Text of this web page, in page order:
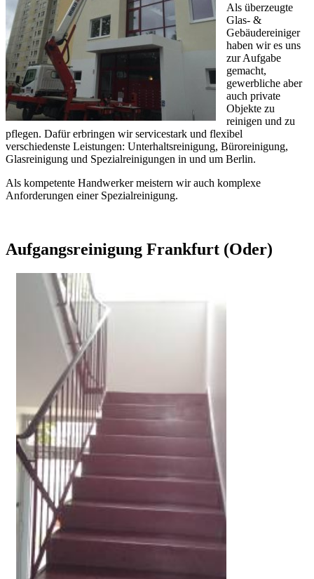
Als überzeugte
Glas- &
Gebäudereiniger
haben wir es uns
zur Aufgabe
gemacht,
gewerbliche aber
auch private
Objekte zu
reinigen und zu
pflegen. Dafür erbringen wir servicestark und flexibel
verschiedenste Leistungen: Unterhaltsreinigung, Büroreinigung,
Glasreinigung und Spezialreinigungen in und um Berlin.
Als kompetente Handwerker meistern wir auch komplexe
Anforderungen einer Spezialreinigung.
Aufgangsreinigung Frankfurt (Oder)